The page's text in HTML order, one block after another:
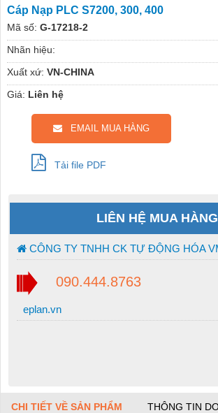
Cáp Nạp PLC S7200, 300, 400
Mã số: G-17218-2
Nhãn hiệu:
Xuất xứ: VN-CHINA
Giá: Liên hệ
EMAIL MUA HÀNG
Tải file PDF
LIÊN HỆ MUA HÀNG
CÔNG TY TNHH CK TỰ ĐỘNG HÓA
090.444.8763
eplan.vn
CHI TIẾT VỀ SẢN PHẨM THÔNG TIN